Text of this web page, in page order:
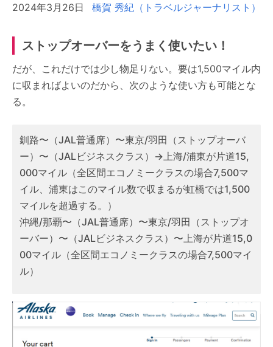
2024年3月26日 橋賀 秀紀（トラベルジャーナリスト）
ストップオーバーをうまく使いたい！
だが、これだけでは少し物足りない。要は1,500マイル内
に収まればよいのだから、次のような使い方も可能とな
る。
釧路〜（JAL普通席）〜東京/羽田（ストップオーバ
ー）〜（JALビジネスクラス）→上海/浦東が片道15,
000マイル（全区間エコノミークラスの場合7,500マ
イル、浦東はこのマイル数で収まるが虹橋では1,500
マイルを超過する。）
沖縄/那覇〜（JAL普通席）〜東京/羽田（ストップオ
ーバー）〜（JALビジネスクラス）〜上海が片道15,0
00マイル（全区間エコノミークラスの場合7,500マイ
ル）